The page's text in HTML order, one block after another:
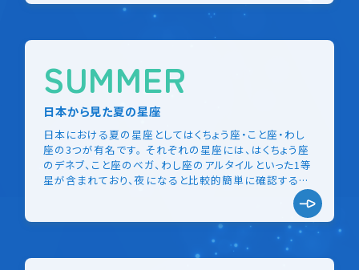
SUMMER
日本から見た夏の星座
日本における夏の星座としてはくちょう座・こと座・わし
座の3つが有名です。 それぞれの星座には、はくちょう座
のデネブ、こと座のベガ、わし座のアルタイルといった1等
星が含まれており、夜になると比較的簡単に確認するこ